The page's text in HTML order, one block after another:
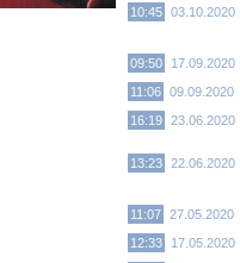
10:45 03.10.2020
09:50
17.09.2020
11:06 09.09.2020
16:19 23.06.2020
13:23 22.06.2020
11:07 27.05.2020
12:33
17.05.2020